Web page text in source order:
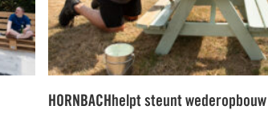
HORNBACHhelpt steunt